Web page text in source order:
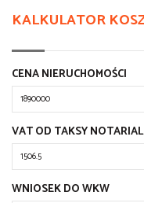
KALKULATOR
CENA NIERUCHOMOŚCI
VAT OD TAKSY
WNIOSEK DO WKW